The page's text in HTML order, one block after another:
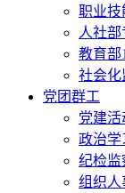
职业技
人社
教育部
社会化
党团群工
党建活
政治学
纪检监
组织人